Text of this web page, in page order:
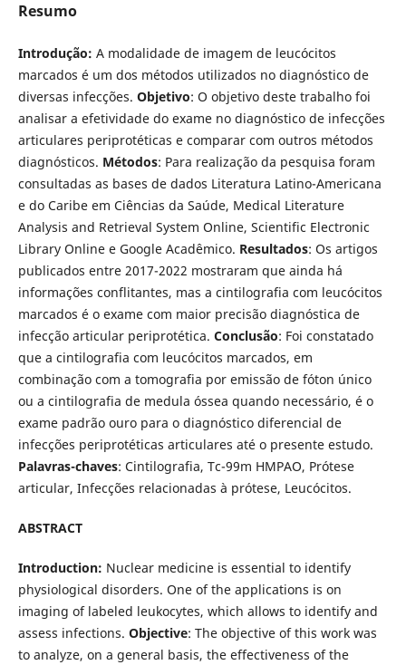
Resumo
Introdução: A modalidade de imagem de leucócitos
marcados é um dos métodos utilizados no diagnóstico de
diversas infecções. Objetivo: O objetivo deste trabalho foi
analisar a efetividade do exame no diagnóstico de infecções
articulares periprotéticas e comparar com outros métodos
diagnósticos. Métodos: Para realização da pesquisa foram
consultadas as bases de dados Literatura Latino-Americana
e do Caribe em Ciências da Saúde, Medical Literature
Analysis and Retrieval System Online, Scientific Electronic
Library Online e Google Acadêmico. Resultados: Os artigos
publicados entre 2017-2022 mostraram que ainda há
informações conflitantes, mas a cintilografia com leucócitos
marcados é o exame com maior precisão diagnóstica de
infecção articular periprotética. Conclusão: Foi constatado
que a cintilografia com leucócitos marcados, em
combinação com a tomografia por emissão de fóton único
ou a cintilografia de medula óssea quando necessário, é o
exame padrão ouro para o diagnóstico diferencial de
infecções periprotéticas articulares até o presente estudo.
Palavras-chaves: Cintilografia, Tc-99m HMPAO, Prótese
articular, Infecções relacionadas à prótese, Leucócitos.
ABSTRACT
Introduction: Nuclear medicine is essential to identify
physiological disorders. One of the applications is on
imaging of labeled leukocytes, which allows to identify and
assess infections. Objective: The objective of this work was
to analyze, on a general basis, the effectiveness of the